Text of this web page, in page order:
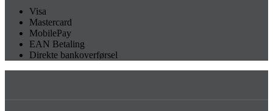
Visa
Mastercard
MobilePay
EAN Betaling
Direkte bankoverførsel